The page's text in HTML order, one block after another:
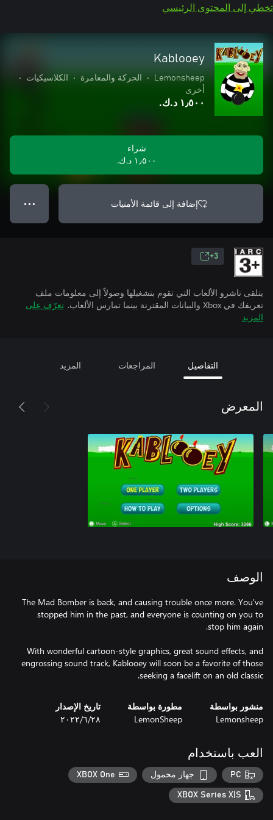
تخطي إلى المحتوى الرئيسي
Kablooey
Lemonsheep
• الحركة والمغامرة • الكلاسيكيات
•
أخرى
١٫٥٠٠ د.ك.‏
شراء
١٫٥٠٠ د.ك.‏
إضافة إلى قائمة الأمنيات ● ● ●
3+
يتلقى ناشرو الألعاب التي تقوم بتشغيلها وصولاً إلى معلومات ملف
تعريفك في Xbox والبيانات المقترنة بينما تمارس الألعاب.
تعرّف على
المزيد
التفاصيل المراجعات المزيد
المعرض
الوصف
The Mad Bomber is back, and causing trouble once more. You've
stopped him in the past, and everyone is counting on you to
With wonderful cartoon-style graphics, great sound effects, and
engrossing sound track, Kablooey will soon be a favorite of those
seeking a facelift on an old classic.
منشور بواسطة
Lemonsheep
مطورة بواسطة
LemonSheep
تاريخ الإصدار
٢٨‏/٦‏/٢٠٢٢
العب باستخدام
PC جهاز محمول XBOX One
XBOX Series X|S